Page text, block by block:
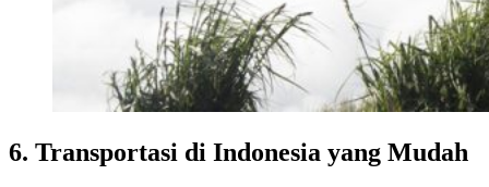
6. Transportasi di Indonesia yang Mudah